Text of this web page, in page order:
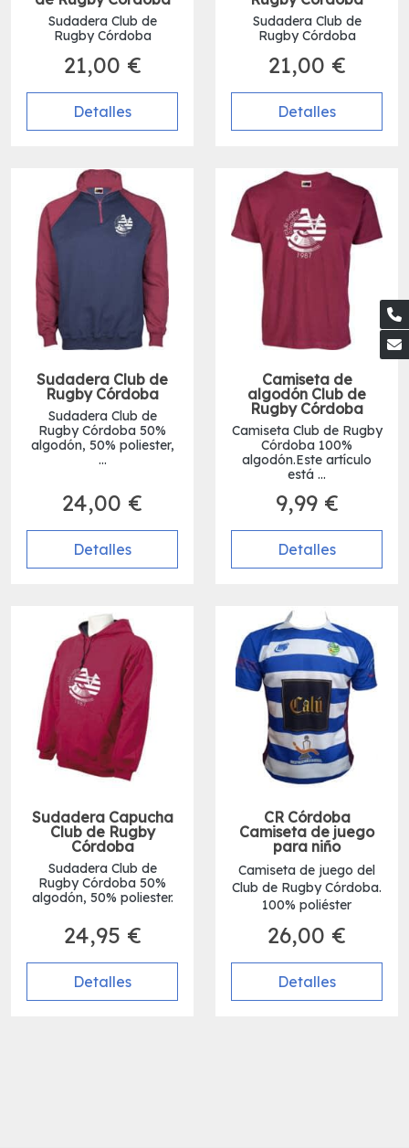
Sudadera Club de
Rugby Córdoba
21,00 €
Detalles
Sudadera Club de
Rugby Córdoba
21,00 €
Detalles
Sudadera Club de
Rugby Córdoba
Sudadera Club de
Rugby Córdoba 50%
algodón, 50% poliester,
...
24,00 €
Detalles
Camiseta de
algodón Club de
Rugby Córdoba
Camiseta Club de Rugby
Córdoba 100%
algodón.Este artículo
está ...
9,99 €
Detalles
Sudadera Capucha
Club de Rugby
Córdoba
Sudadera Club de
Rugby Córdoba 50%
algodón, 50% poliester.
24,95 €
Detalles
CR Córdoba
Camiseta de juego
para niño
Camiseta de juego del
Club de Rugby Córdoba.
100% poliéster
26,00 €
Detalles